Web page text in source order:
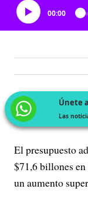
00:00
Únete
Las
El presupuesto
$71,6 billones
un aumento